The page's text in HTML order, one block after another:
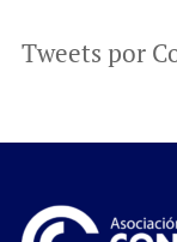
Tweets por